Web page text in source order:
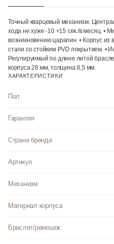
Точный кварцевый механизм.
хода не хуже -10 +15 сек./в месяц. •
возникновению царапин. • Корпус
стали со стойким PVD покрытием. •
Регулируемый по длине литой
корпуса 28 мм, толщина 8,5 мм.
ХАРАКТЕРИСТИКИ
Пол
Гарантия
Страна бренда
Артикул
Механизм
Материал корпуса
Браслет/ремешок